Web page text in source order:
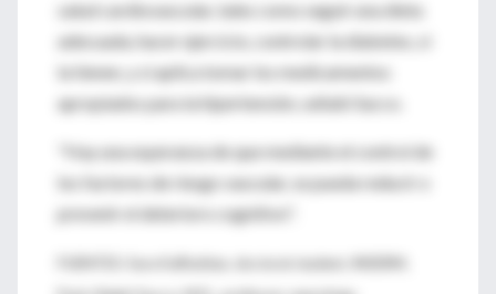
salud cardiovascular, tales como seguir una dieta
adecuada, hacer ejercicio, controlar la diabetes, si
la tienen, y si aplica tomar los medicamentos
apropiados para la hipertensión, señaló Sacco.
"Hay una esperanza de que mediante el control de
los factores de riesgo vascular, se pueda reducir o
prevenir el deterioro cognitivo".